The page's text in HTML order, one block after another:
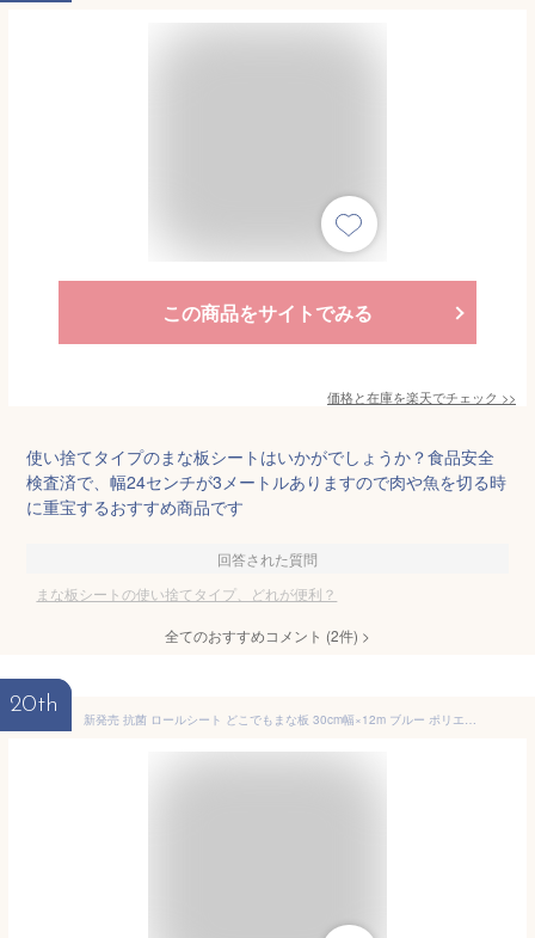
この商品をサイトでみる
価格と在庫を楽天でチェック >>
使い捨てタイプのまな板シートはいかがでしょうか？食品安全
検査済で、幅24センチが3メートルありますので肉や魚を切る時
に重宝するおすすめ商品です
回答された質問
まな板シートの使い捨てタイプ、どれが便利？
全てのおすすめコメント (2件) >
20th
新発売 抗菌 ロールシート どこでもまな板 30cm幅×12m ブルー ポリエチレン ポリプロピレン 0.4mm 100℃ 業務用 使い捨て キャンプ まな板 シート 青 アウトドア 厨房 キッチン 衛生 調理 ロールタイプ